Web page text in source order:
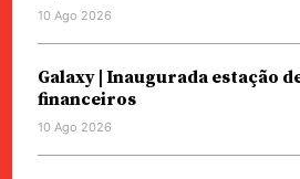
10 Ago 2026
Galaxy | Inaugurada estação
financeiros
10 Ago 2026